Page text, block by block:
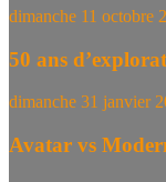
dimanche 11 octobre
50 ans
dimanche 31 janvier
Avatar vs